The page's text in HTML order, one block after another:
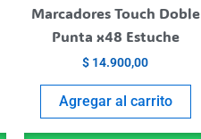
Marcadores Touch Doble
Punta x48 Estuche
$ 14.900,00
Agregar al carrito